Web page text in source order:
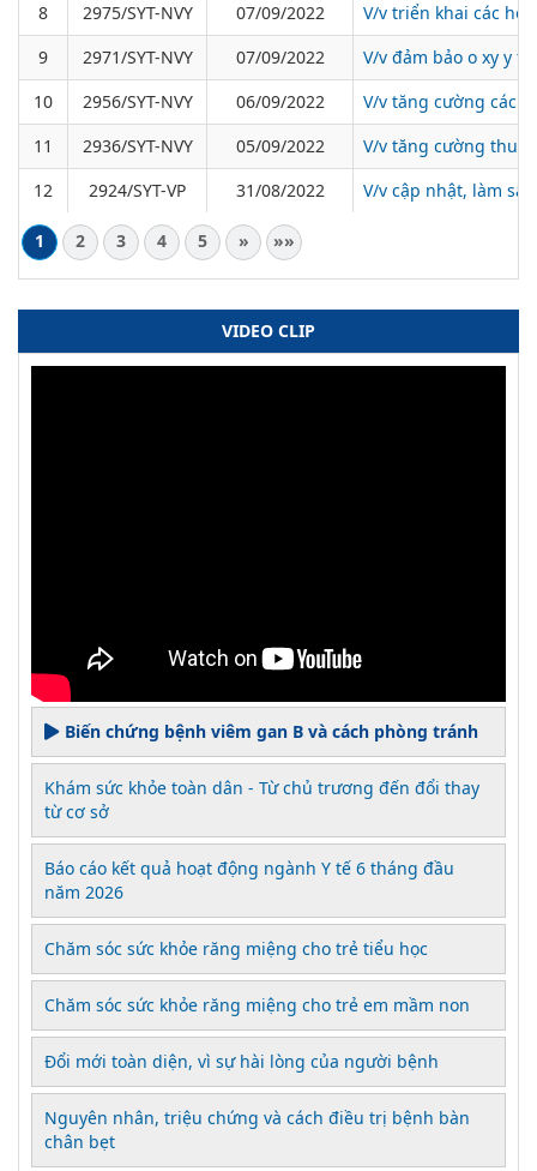
8 2975/SYT-NVY 07/09/2022
V/v triển khai các
9
2971/SYT-NVY 07/09/2022
V/v đảm bảo o xy y
10
2956/SYT-NVY 06/09/2022
V/v tăng cường các
11
2936/SYT-NVY 05/09/2022
V/v tăng cường thu
12
2924/SYT-VP 31/08/2022 V/v cập nhật, làm
1 2 3 4 5 » »»
VIDEO CLIP
Biến chứng bệnh viêm gan B và cách phòng tránh
Khám sức khỏe toàn dân - Từ chủ trương đến đổi thay
từ cơ sở
Báo cáo kết quả hoạt động ngành Y tế 6 tháng đầu
năm 2026
Chăm sóc sức khỏe răng miệng cho trẻ tiểu học
Chăm sóc sức khỏe răng miệng cho trẻ em mầm non
Đổi mới toàn diện, vì sự hài lòng của người bệnh
Nguyên nhân, triệu chứng và cách điều trị bệnh bàn
chân bẹt